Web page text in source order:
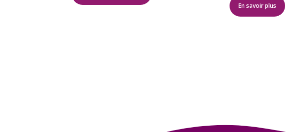
En savoir plus